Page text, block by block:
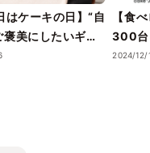
はケーキの日】“自
褒美にしたいギフ
・ケーキ”5選
【食
300台
スイ
2024/12/